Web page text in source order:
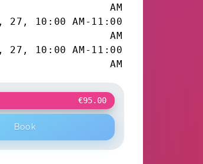
AM
27 , 10:00 AM - 11:00
AM
27 , 10:00 AM - 11:00
AM
€95.00
Book